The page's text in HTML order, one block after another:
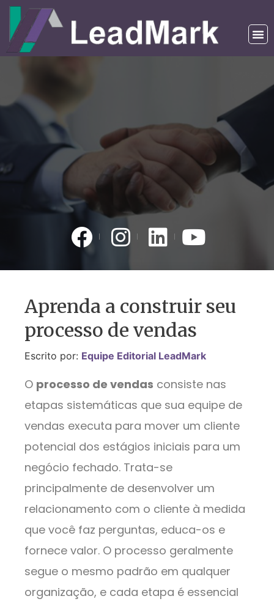
Aprenda a construir seu
processo de vendas
Escrito por: Equipe Editorial LeadMark
O processo de vendas consiste nas
etapas sistemáticas que sua equipe de
vendas executa para mover um cliente
potencial dos estágios iniciais para um
negócio fechado. Trata-se
principalmente de desenvolver um
relacionamento com o cliente à medida
que você faz perguntas, educa-os e
fornece valor. O processo geralmente
segue o mesmo padrão em qualquer
organização, e cada etapa é essencial